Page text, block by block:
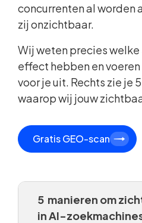
concurrenten al worden
zij onzichtbaar.
Wij weten precies
effect hebben en
voor je uit. Rechts zie je
waarop wij jouw
Gratis GEO-scan
5 manieren om
in AI-